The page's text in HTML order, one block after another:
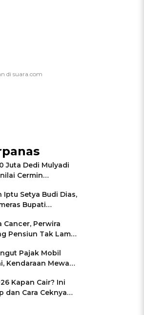
Juta Dedi Mulyadi
Cermin
Jamin Keamanan
Iptu Setya Budi Dias,
Bupati
Cancer, Perwira
Pensiun Tak Lama
Pajak Mobil
Kendaraan Mewah
PKB
Kapan Cair? Ini
dan Cara Ceknya
Hangus!